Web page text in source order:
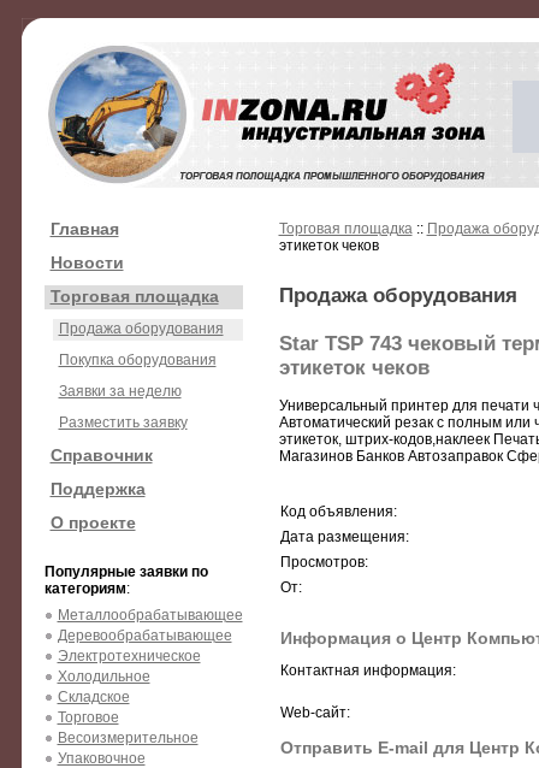
Главная
Новости
Торговая площадка
Продажа оборудования
Покупка оборудования
Заявки за неделю
Разместить заявку
Справочник
Поддержка
О проекте
Популярные заявки по
категориям:
Металлообрабатывающее
Деревообрабатывающее
Электротехническое
Холодильное
Складское
Торговое
Весоизмерительное
Упаковочное
Торговая площадка:: Продажа
этикеток чеков
Продажа оборудования
Star TSP 743 чековый
этикеток чеков
Универсальный принтер для печати
Автоматический резак с полным
этикеток, штрих-кодов,наклеек
Магазинов Банков Автозаправок
Код объявления:
Дата размещения:
Просмотров:
От:
Информация о Центр
Контактная информация:
Web-сайт:
Отправить E-mail для Центр